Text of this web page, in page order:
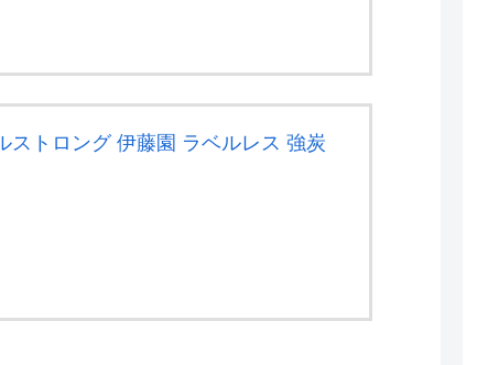
ストロング 伊藤園 ラベルレス 強炭